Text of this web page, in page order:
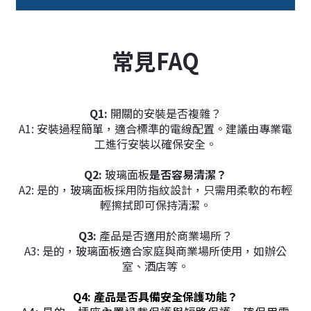
常見FAQ
Q1: 開關的安裝是否複雜？
A1: 安裝過程簡單，適合標準的電線配置。建議由專業電
工進行安裝以確保安全。
Q2: 玻璃面板是否容易清潔？
A2: 是的， 玻璃面板採用防指紋設計，只需用柔軟的布輕
輕擦拭即可保持清潔。
Q3: 產品是否適用於商業場所？
A3: 是的， 玻璃面板適合家庭與商業場所使用，如辦公
室、酒店等。
Q4: 產品是否具備安全保護功能？